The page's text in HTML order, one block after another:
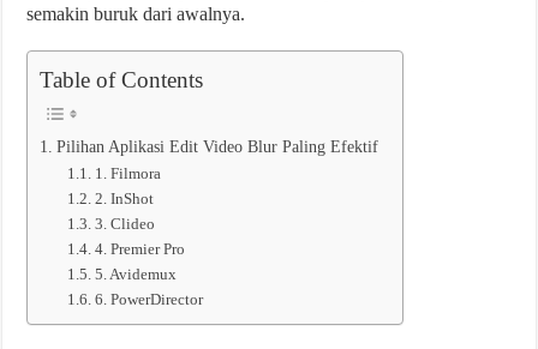
semakin buruk dari awalnya.
Table of Contents
Pilihan Aplikasi Edit Video Blur Paling Efektif
1. Filmora
2. InShot
3. Clideo
4. Premier Pro
5. Avidemux
6. PowerDirector